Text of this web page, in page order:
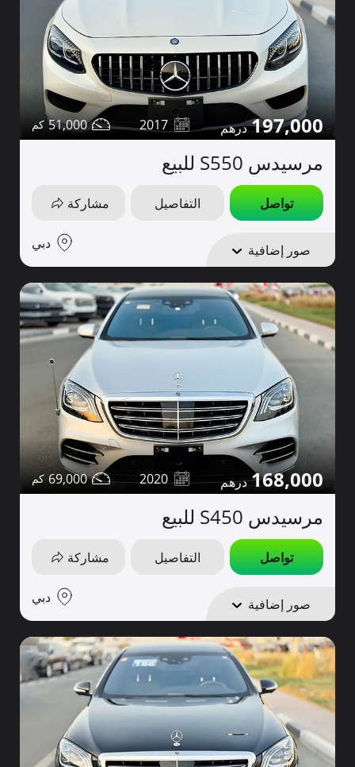
197,000
2017
51,000
مرسيدس S550 للبيع
تواصل التفاصيل مشاركة
صور إضافية دبي
168,000
2020
69,000
مرسيدس S450 للبيع
تواصل التفاصيل مشاركة
صور إضافية دبي